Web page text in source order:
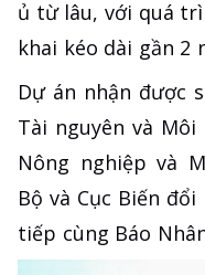
ủ từ lâu, với quá
khai kéo dài gần 2
Dự án nhận được
Tài nguyên và
Nông nghiệp và
Bộ và Cục Biến
tiếp cùng Báo